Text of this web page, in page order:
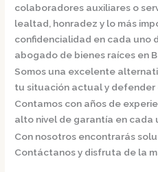
colaboradores auxiliares o
lealtad, honradez y lo más
confidencialidad en cada uno
abogado de bienes raíces en
Somos una excelente
tu situación actual y defender
Contamos con años de
alto nivel de garantía en cada
Con nosotros encontrarás
Contáctanos y disfruta de la